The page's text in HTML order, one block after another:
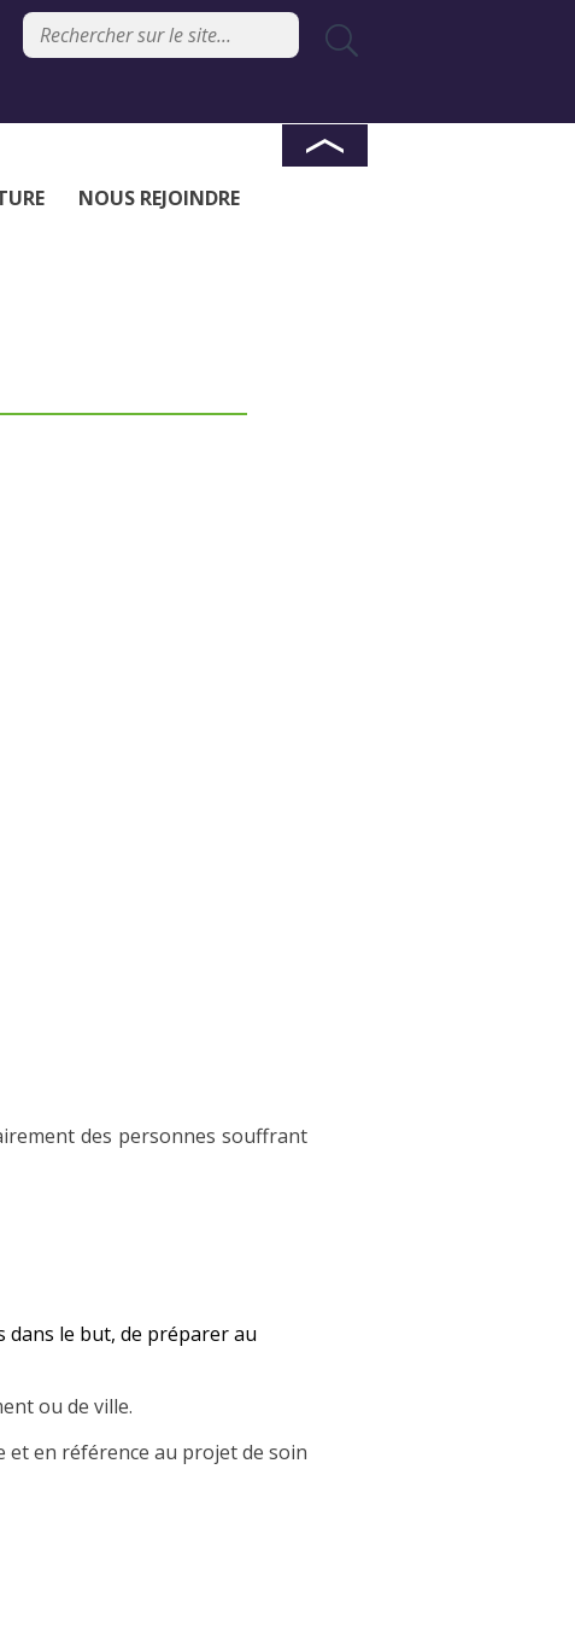
NOUS REJOINDRE
des personnes souffrant
dans le but, de préparer au
ou de ville.
et en référence au projet de soin